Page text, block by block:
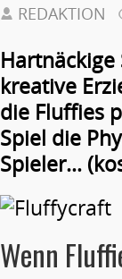
REDAKTION
kreative
die Fluffies
Spiel die
Spieler…
Wenn